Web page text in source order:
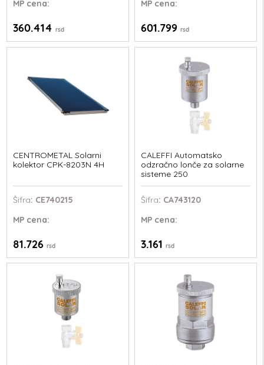
MP cena:
360.414rsd
MPcena:
601.799 rsd
CENTROMETAL Solarni
kolektor CPK-8203N 4H
Šifra: CE740215
MP cena:
81.726rsd
CALEFFI Automatsko
odzračno lonče za solarne
sisteme 250
Šifra: CA743120
MPcena:
3.161 rsd